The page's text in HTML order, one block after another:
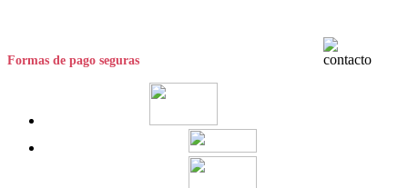
Formas de pago seguras